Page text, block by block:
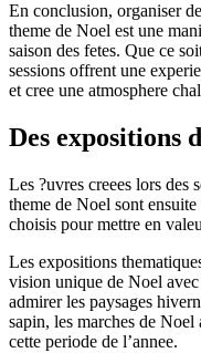
En conclusion, organiser
theme de Noel est une
saison des fetes. Que ce
sessions offrent une
et cree une atmosphere
Des expositions
Les ?uvres creees lors des
theme de Noel sont
choisis pour mettre en
Les expositions
vision unique de Noel
admirer les paysages
sapin, les marches de
cette periode de l’annee.